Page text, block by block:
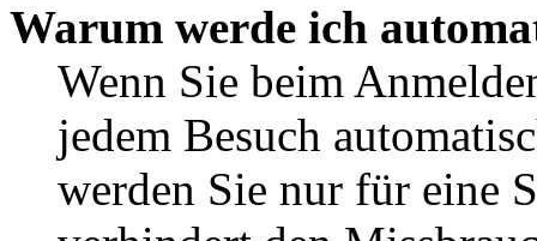
Warum werde ich
Wenn Sie beim
jedem Besuch
werden Sie nur für eine